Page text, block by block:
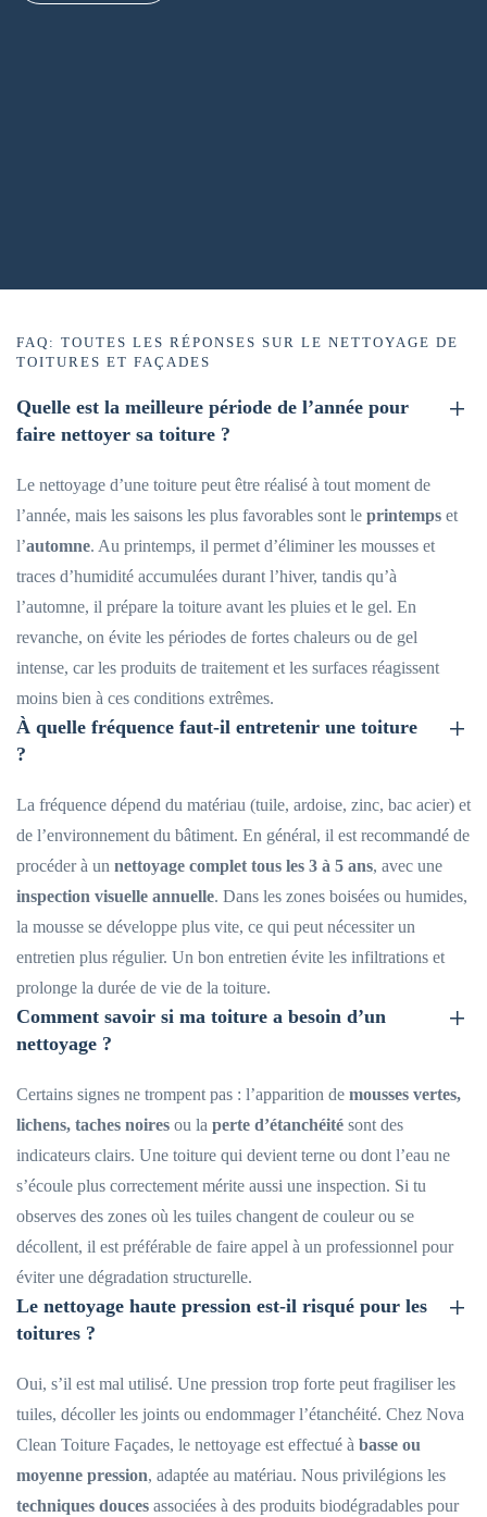
FAQ: TOUTES LES RÉPONSES SUR LE NETTOYAGE DE
TOITURES ET FAÇADES
Quelle est la meilleure période de l’année pour
faire nettoyer sa toiture ?
Le nettoyage d’une toiture peut être réalisé à tout moment de
l’année, mais les saisons les plus favorables sont le printemps et
l’automne. Au printemps, il permet d’éliminer les mousses et
traces d’humidité accumulées durant l’hiver, tandis qu’à
l’automne, il prépare la toiture avant les pluies et le gel. En
revanche, on évite les périodes de fortes chaleurs ou de gel
intense, car les produits de traitement et les surfaces réagissent
moins bien à ces conditions extrêmes.
À quelle fréquence faut-il entretenir une toiture
?
La fréquence dépend du matériau (tuile, ardoise, zinc, bac acier) et
de l’environnement du bâtiment. En général, il est recommandé de
procéder à un nettoyage complet tous les 3 à 5 ans, avec une
inspection visuelle annuelle. Dans les zones boisées ou humides,
la mousse se développe plus vite, ce qui peut nécessiter un
entretien plus régulier. Un bon entretien évite les infiltrations et
prolonge la durée de vie de la toiture.
Comment savoir si ma toiture a besoin d’un
nettoyage ?
Certains signes ne trompent pas : l’apparition de mousses vertes,
lichens, taches noires ou la perte d’étanchéité sont des
indicateurs clairs. Une toiture qui devient terne ou dont l’eau ne
s’écoule plus correctement mérite aussi une inspection. Si tu
observes des zones où les tuiles changent de couleur ou se
décollent, il est préférable de faire appel à un professionnel pour
éviter une dégradation structurelle.
Le nettoyage haute pression est-il risqué pour les
toitures ?
Oui, s’il est mal utilisé. Une pression trop forte peut fragiliser les
tuiles, décoller les joints ou endommager l’étanchéité. Chez Nova
Clean Toiture Façades, le nettoyage est effectué à basse ou
moyenne pression, adaptée au matériau. Nous privilégions les
techniques douces associées à des produits biodégradables pour